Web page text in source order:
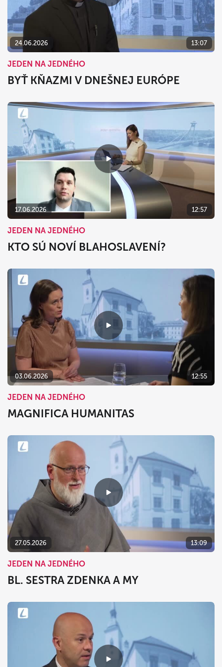
24.06.2026 13:07
JEDEN NA JEDNÉHO
BYŤ KŇAZMI V DNEŠNEJ EURÓPE
17.06.2026 12:57
JEDEN NA JEDNÉHO
KTO SÚ NOVÍ BLAHOSLAVENÍ?
03.06.2026 12:55
JEDEN NA JEDNÉHO
MAGNIFICA HUMANITAS
27.05.2026 13:09
JEDEN NA JEDNÉHO
BL. SESTRA ZDENKA A MY